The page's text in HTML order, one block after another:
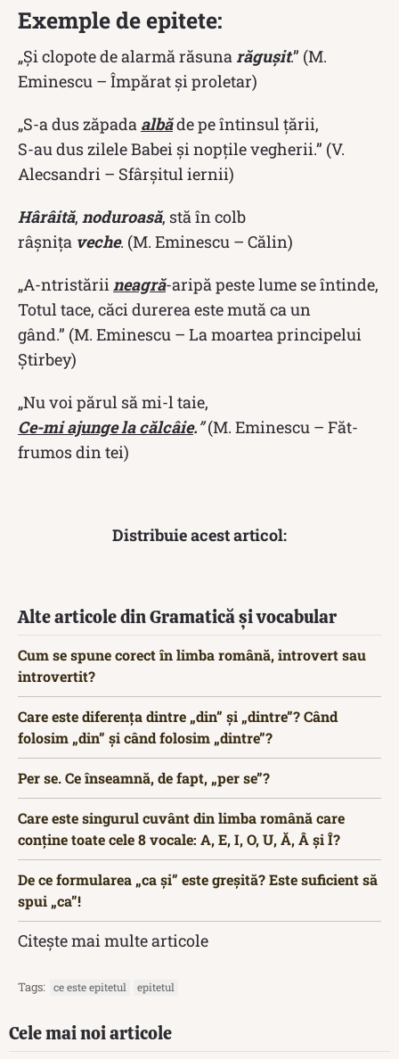
Exemple de epitete:
„Și clopote de alarmă răsuna răgușit.” (M.
Eminescu – Împărat şi proletar)
„S-a dus zăpada albăde pe întinsul țării,
S-au dus zilele Babei și nopțile vegherii.” (V.
Alecsandri – Sfârșitul iernii)
Hârâită, noduroasă, stă în colb
râșnița veche. (M. Eminescu – Călin)
„A-ntristării neagră-aripă peste lume se întinde,
Totul tace, căci durerea este mută ca un
gând.” (M. Eminescu – La moartea principelui
Ştirbey)
„Nu voi părul să mi-l taie,
Ce-mi ajunge la călcâie.”(M. Eminescu – Făt-
frumos din tei)
Distribuie acest articol:
Alte articole din Gramatică și vocabular
Cum se spune corect în limba română, introvert sau
introvertit?
Care este diferența dintre „din” și „dintre”? Când
folosim „din” și când folosim „dintre”?
Per se. Ce înseamnă, de fapt, „per se”?
Care este singurul cuvânt din limba română care
conține toate cele 8 vocale: A, E, I, O, U, Ă, Â și Î?
De ce formularea „ca și” este greșită? Este suficient să
spui „ca”!
Citește mai multe articole
Tags: ce este epitetul epitetul
Cele mai noi articole